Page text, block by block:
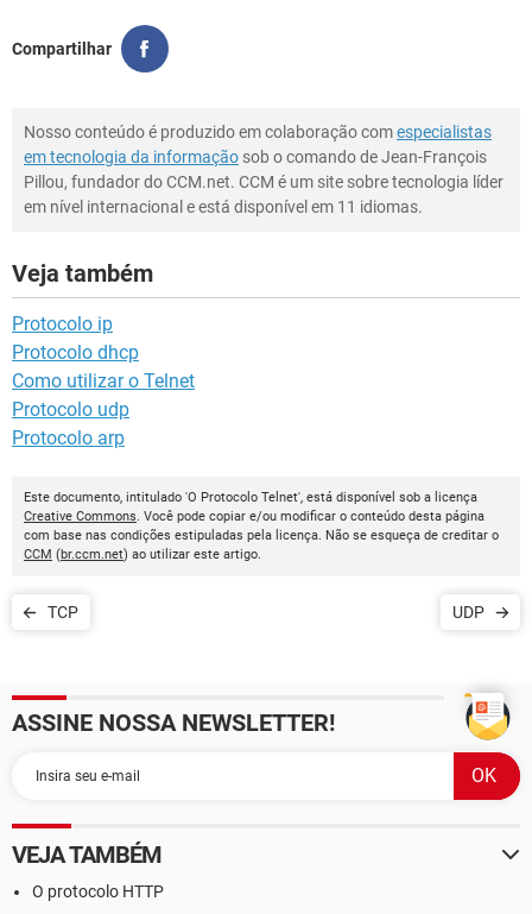
Compartilhar
Nosso conteúdo é produzido em colaboração comespecialistas
em tecnologia da informação sob o comando de Jean-François
Pillou, fundador do CCM.net. CCM é um site sobre tecnologia líder
em nível internacional e está disponível em 11 idiomas.
Veja também
Protocolo ip
Protocolo dhcp
Como utilizar o Telnet
Protocolo udp
Protocolo arp
Este documento, intitulado 'O Protocolo Telnet', está disponível sob a licença
Creative Commons. Você pode copiar e/ou modificar o conteúdo desta página
com base nas condições estipuladas pela licença. Não se esqueça de creditar o
CCM (br.ccm.net) ao utilizar este artigo.
TCP UDP
ASSINE NOSSA NEWSLETTER!
VEJA TAMBÉM
O protocolo HTTP